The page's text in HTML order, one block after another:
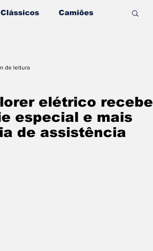
Clássicos Camiões
Insights & Negócios
elétrico recebe
especial e mais
de assistência
de leitura